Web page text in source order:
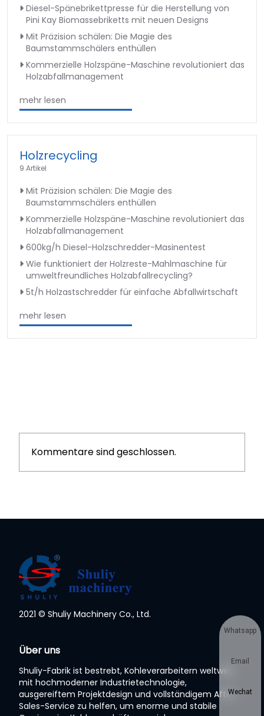
Diesel-Spänebrikettpresse für die Herstellung von
Pini Kay Biomassebriketts mit neuen Designs
Mit Präzision schälen: Die Magie des
Baumstammschälers enthüllen
Kommerzielle Holzspäne-Maschine revolutioniert das
Holzabfallmanagement
mehr lesen
Holzrecycling
9 Artikel
Mit Präzision schälen: Die Magie des
Baumstammschälers enthüllen
Kommerzielle Holzspäne-Maschine revolutioniert das
Holzabfallmanagement
600kg/h Diesel-Holzschredder-Masinentest
Wie funktioniert der Holzreste-Mahlmaschine für
umweltfreundliches Holzabfallrecycling?
5t/h Holzastschredder für einfache Abfallwirtschaft
mehr lesen
Kommentare sind geschlossen.
2021 © Shuliy Machinery Co., Ltd.
Über uns
Shuliy-Fabrik ist bestrebt, Kohleverarbeitern weltweit
mit hochmoderner Industrietechnologie,
ausgereiftem Projektdesign und vollständigem After-
Sales-Service zu helfen, um enorme und stabile
Whatsapp
Email
Wechat